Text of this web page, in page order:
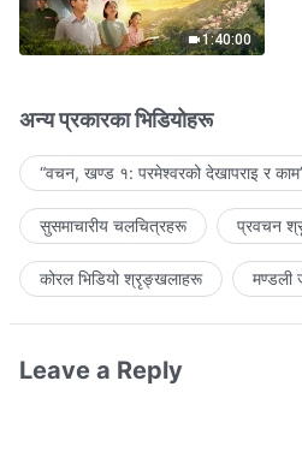
1:40:00
अन्य प्रकारका भिडियोहरू
“वचन, खण्ड १: परमेश्‍वरको देखापराइ र
सुसमाचारीय चलचित्रहरू प्रवचन
कोरल भिडियो श्रृङ्खलाहरू मण्डली
Leave a Reply